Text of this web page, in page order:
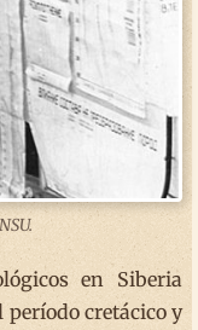
en Siberia
período cretácico y